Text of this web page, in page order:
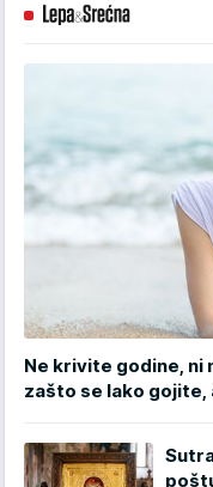
Ne krivite godine, ni
zašto se lako